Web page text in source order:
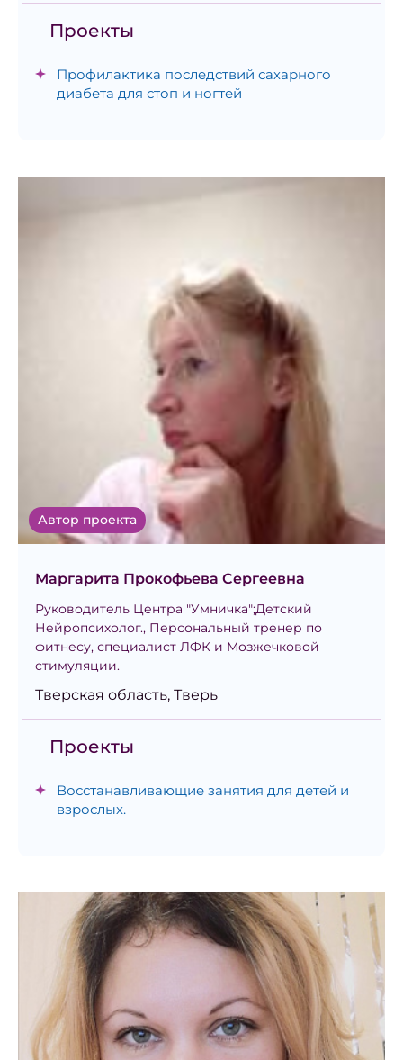
Проекты
Профилактика последствий сахарного
диабета для стоп и ногтей
Автор проекта
Маргарита Прокофьева Сергеевна
Руководитель Центра "Умничка";Детский
Нейропсихолог., Персональный тренер по
фитнесу, специалист ЛФК и Мозжечковой
стимуляции.
Тверская область, Тверь
Проекты
Восстанавливающие занятия для детей и
взрослых.